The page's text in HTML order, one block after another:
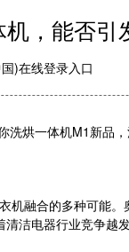
，能否引
)在线登录入口
烘一体机M1新品
融合的多种可能。
洁电器行业竞争越